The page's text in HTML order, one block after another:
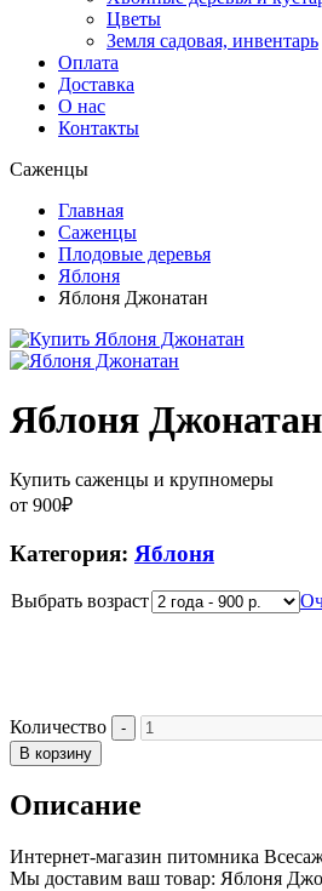
Цветы
Земля садовая, инвентарь
Оплата
Доставка
О нас
Контакты
Саженцы
Главная
Саженцы
Плодовые деревья
Яблоня
Яблоня Джонатан
Яблоня Джонатан
Купить саженцы и крупномеры
от 900₽
Категория: Яблоня
Выбрать возраст
Количество
В корзину
Описание
Интернет-магазин питомника
Мы доставим ваш товар: Яблоня